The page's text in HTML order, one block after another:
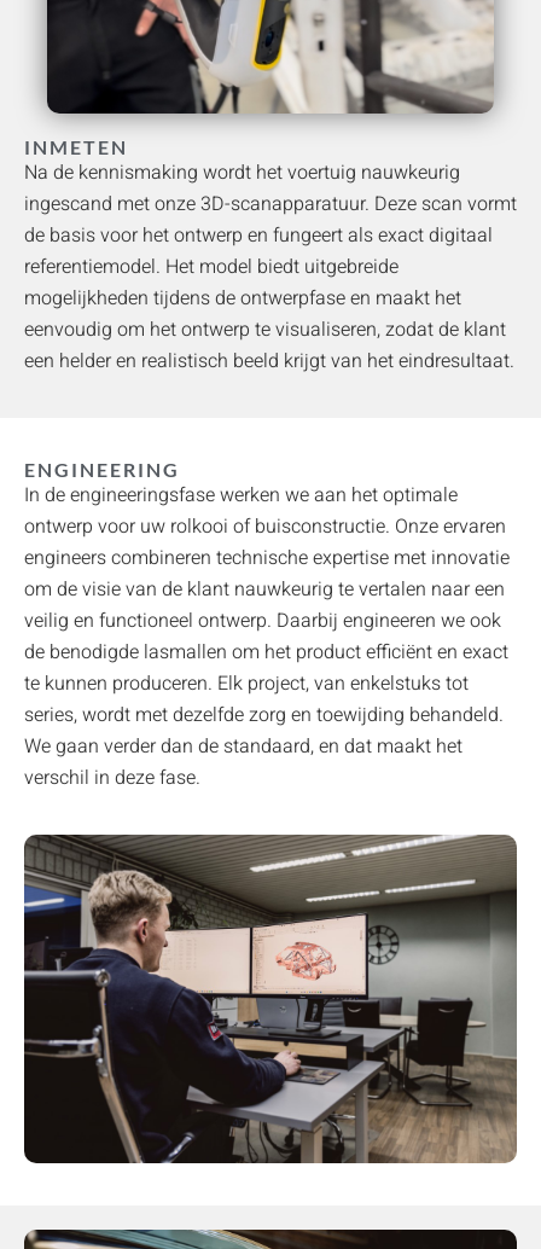
INMETEN
Na de kennismaking wordt het voertuig nauwkeurig
ingescand met onze 3D-scanapparatuur. Deze scan vormt
de basis voor het ontwerp en fungeert als exact digitaal
referentiemodel. Het model biedt uitgebreide
mogelijkheden tijdens de ontwerpfase en maakt het
eenvoudig om het ontwerp te visualiseren, zodat de klant
een helder en realistisch beeld krijgt van het eindresultaat.
ENGINEERING
In de engineeringsfase werken we aan het optimale
ontwerp voor uw rolkooi of buisconstructie. Onze ervaren
engineers combineren technische expertise met innovatie
om de visie van de klant nauwkeurig te vertalen naar een
veilig en functioneel ontwerp. Daarbij engineeren we ook
de benodigde lasmallen om het product efficiënt en exact
te kunnen produceren. Elk project, van enkelstuks tot
series, wordt met dezelfde zorg en toewijding behandeld.
We gaan verder dan de standaard, en dat maakt het
verschil in deze fase.